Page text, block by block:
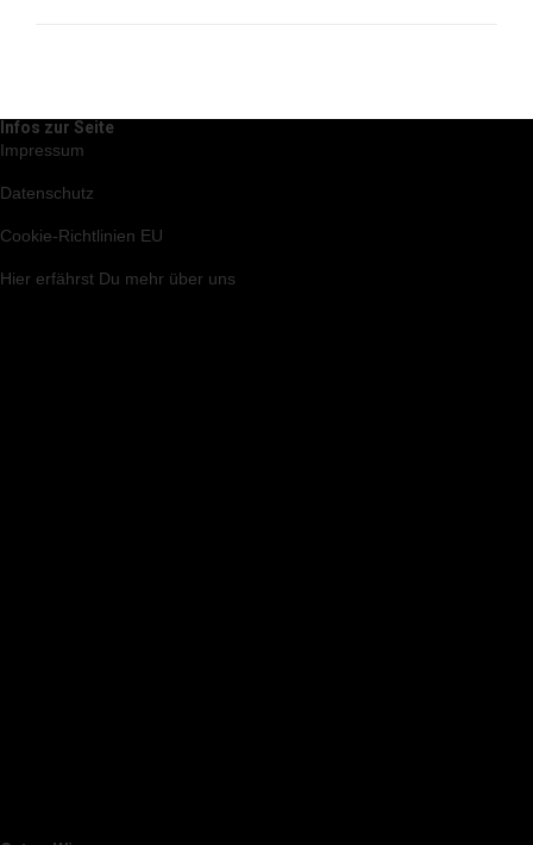
Infos zur Seite
Impressum
Datenschutz
Cookie-Richtlinien EU
Hier erfährst Du mehr über uns